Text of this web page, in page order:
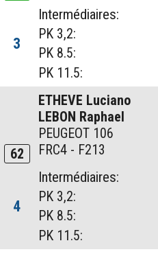
3
Intermédiaires:
PK 3,2:
PK 8.5:
PK 11.5:
62
ETHEVE Luciano
LEBON Raphael
PEUGEOT 106
FRC4 - F213
4
Intermédiaires:
PK 3,2:
PK 8.5:
PK 11.5: